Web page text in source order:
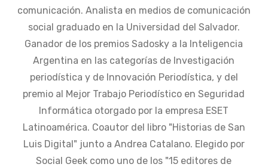
comunicación. Analista en medios de comunicación
social graduado en la Universidad del Salvador.
Ganador de los premios Sadosky a la Inteligencia
Argentina en las categorías de Investigación
periodística y de Innovación Periodística, y del
premio al Mejor Trabajo Periodístico en Seguridad
Informática otorgado por la empresa ESET
Latinoamérica. Coautor del libro "Historias de San
Luis Digital" junto a Andrea Catalano. Elegido por
Social Geek como uno de los "15 editores de